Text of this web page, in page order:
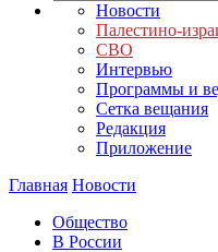
Новости
Палестино-
СВО
Интервью
Программы и
Сетка вещания
Редакция
Приложение
Главная Новости
Общество
В России